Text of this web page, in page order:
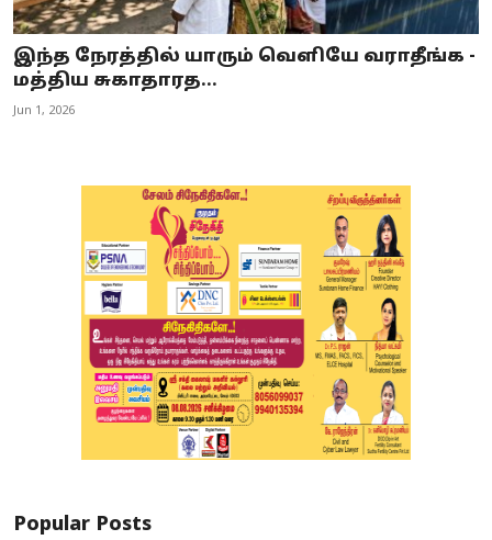
இந்த நேரத்தில் யாரும் வெளியே வராதீங்க -
மத்திய சுகாதாரத...
Jun 1, 2026
Popular Posts